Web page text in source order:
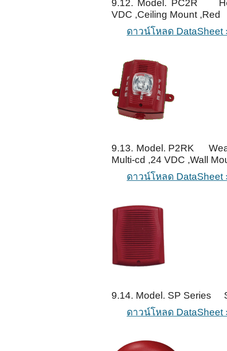
9.12. Model. PC2R
VDC ,Ceiling Mount ,Red
ดาวน์โหลด DataSheet
9.13. Model. P2RK
Multi-cd ,24 VDC ,Wall
ดาวน์โหลด DataSheet
9.14. Model. SP Series
ดาวน์โหลด DataSheet